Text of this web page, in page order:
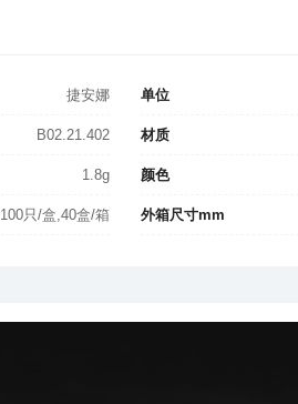
捷安娜 单位
B02.21.402 材质
1.8g 颜色
100只/盒,40盒/箱 外箱尺寸mm